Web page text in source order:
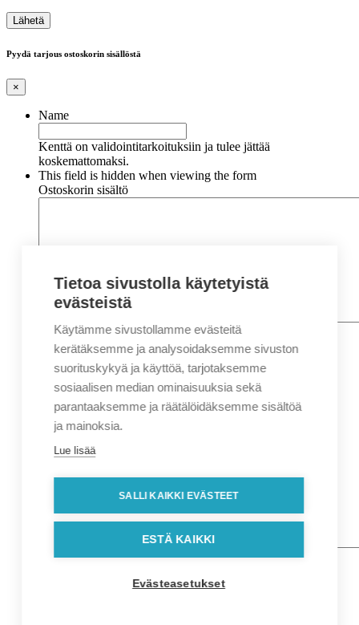
Pyydä tarjous ostoskorin sisällöstä
×
Name
Kenttä on validointitarkoituksiin ja tulee jättää
koskemattomaksi.
This field is hidden when viewing the form
Ostoskorin sisältö
Nimi*
Etunimi
Sukunimi
Sähköposti*
Puhelin*
Osoitetiedot
Lähiosoite
Postinumero
Tietoa sivustolla käytetyistä
evästeistä
Käytämme sivustollamme evästeitä
kerätäksemme ja analysoidaksemme sivuston
suorituskykyä ja käyttöä, tarjotaksemme
sosiaalisen median ominaisuuksia sekä
parantaaksemme ja räätälöidäksemme sisältöä
ja mainoksia.
Lue lisää
SALLI KAIKKI EVÄSTEET
ESTÄ KAIKKI
Evästeasetukset